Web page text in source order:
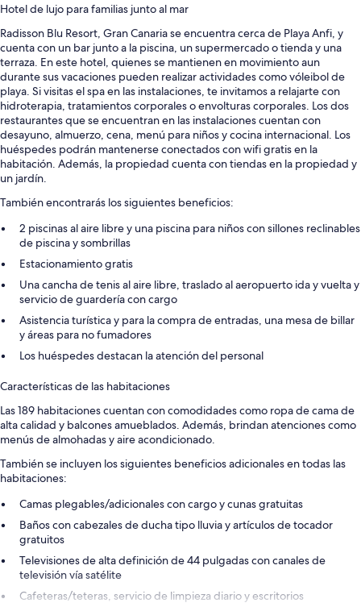
Hotel de lujo para familias junto al mar
Radisson Blu Resort, Gran Canaria se encuentra cerca de Playa Anfi, y
cuenta con un bar junto a la piscina, un supermercado o tienda y una
terraza. En este hotel, quienes se mantienen en movimiento aun
durante sus vacaciones pueden realizar actividades como vóleibol de
playa. Si visitas el spa en las instalaciones, te invitamos a relajarte con
hidroterapia, tratamientos corporales o envolturas corporales. Los dos
restaurantes que se encuentran en las instalaciones cuentan con
desayuno, almuerzo, cena, menú para niños y cocina internacional. Los
huéspedes podrán mantenerse conectados con wifi gratis en la
habitación. Además, la propiedad cuenta con tiendas en la propiedad y
un jardín.
También encontrarás los siguientes beneficios:
2 piscinas al aire libre y una piscina para niños con sillones reclinables
de piscina y sombrillas
Estacionamiento gratis
Una cancha de tenis al aire libre, traslado al aeropuerto ida y vuelta y
servicio de guardería con cargo
Asistencia turística y para la compra de entradas, una mesa de billar
y áreas para no fumadores
Los huéspedes destacan la atención del personal
Características de las habitaciones
Las 189 habitaciones cuentan con comodidades como ropa de cama de
alta calidad y balcones amueblados. Además, brindan atenciones como
menús de almohadas y aire acondicionado.
También se incluyen los siguientes beneficios adicionales en todas las
habitaciones:
Camas plegables/adicionales con cargo y cunas gratuitas
Baños con cabezales de ducha tipo lluvia y artículos de tocador
gratuitos
Televisiones de alta definición de 44 pulgadas con canales de
televisión vía satélite
Cafeteras/teteras, servicio de limpieza diario y escritorios